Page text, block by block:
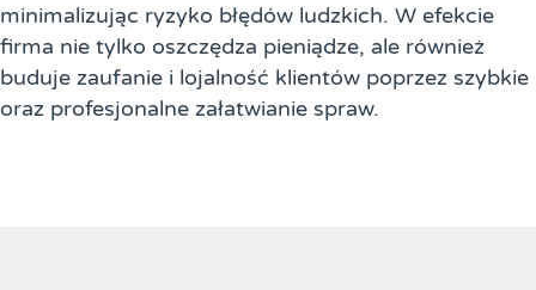
minimalizując ryzyko błędów ludzkich. W efekcie
firma nie tylko oszczędza pieniądze, ale również
buduje zaufanie i lojalność klientów poprzez szybkie
oraz profesjonalne załatwianie spraw.